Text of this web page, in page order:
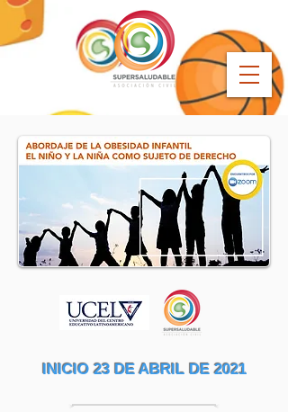
INICIO 23 DE ABRIL DE 2021